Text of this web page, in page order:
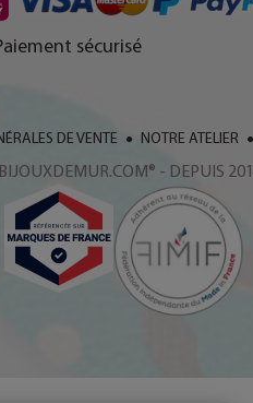
sécurisé
DE VENTE NOTRE ATELIER
- DEPUIS